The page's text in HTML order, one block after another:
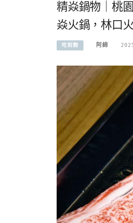
精焱鍋物｜桃
焱火鍋，林口
吃到飽 阿綿